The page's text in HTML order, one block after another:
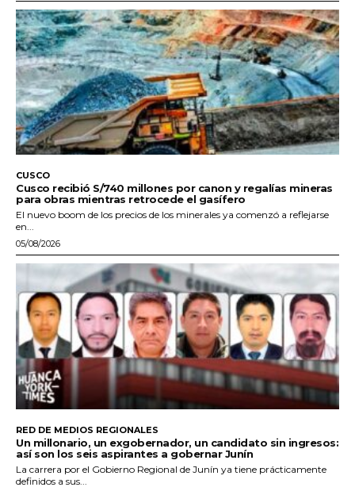
CUSCO
Cusco recibió S/740 millones por canon y regalías mineras
para obras mientras retrocede el gasífero
El nuevo boom de los precios de los minerales ya comenzó a reflejarse
en...
05/08/2026
RED DE MEDIOS REGIONALES
Un millonario, un exgobernador, un candidato sin ingresos:
así son los seis aspirantes a gobernar Junín
La carrera por el Gobierno Regional de Junín ya tiene prácticamente
definidos a sus...